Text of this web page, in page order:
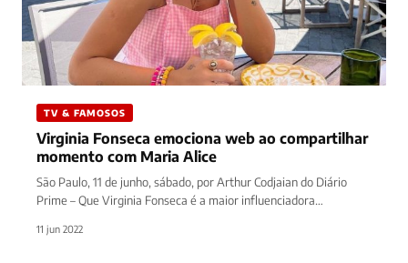
TV & FAMOSOS
Virginia Fonseca emociona web ao compartilhar
momento com Maria Alice
São Paulo, 11 de junho, sábado, por Arthur Codjaian do Diário
Prime – Que Virginia Fonseca é a maior influenciadora…
11 jun 2022